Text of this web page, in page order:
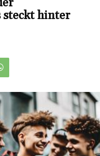
steckt hinter